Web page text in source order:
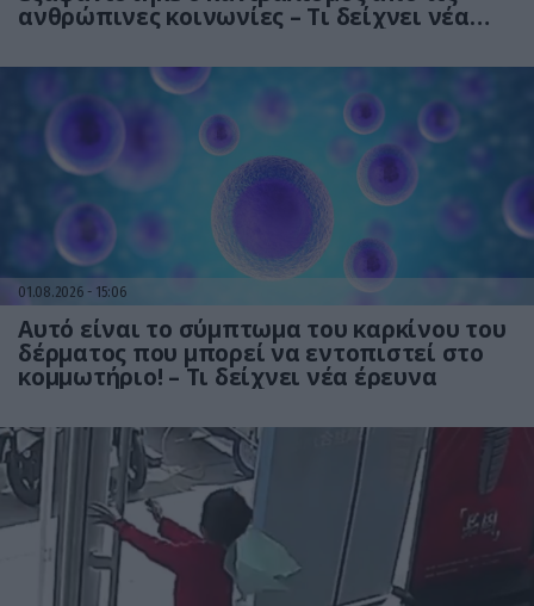
ανθρώπινες κοινωνίες – Τι δείχνει νέα
01.08.2026 15:06
Αυτό είναι το σύμπτωμα του καρκίνου του
δέρματος που μπορεί να εντοπιστεί στο
κομμωτήριο! – Τι δείχνει νέα έρευνα